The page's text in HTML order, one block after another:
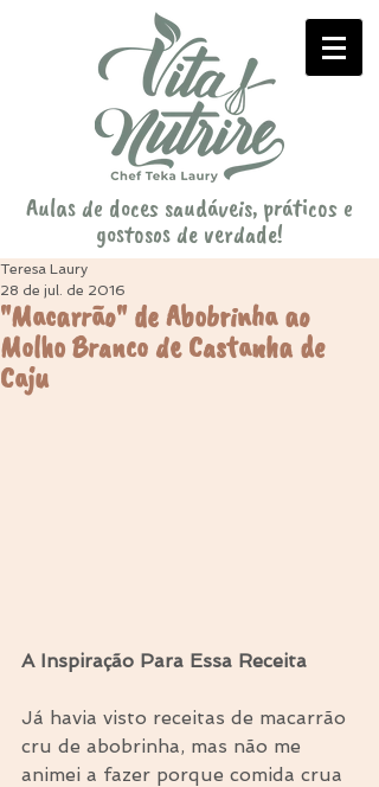
Aulas de doces saudáveis, práticos e
gostosos de verdade!
"Macarrão" de Abobrinha ao
Molho Branco de Castanha de
Caju
Teresa Laury
28 de jul. de 2016
A Inspiração Para Essa Receita
Já havia visto receitas de macarrão
cru de abobrinha, mas não me
animei a fazer porque comida crua